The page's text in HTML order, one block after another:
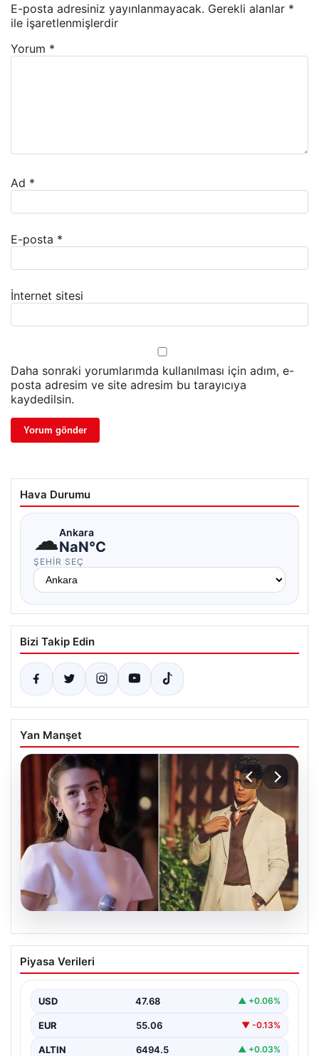
E-posta adresiniz yayınlanmayacak. Gerekli alanlar *
ile işaretlenmişlerdir
Yorum *
Ad *
E-posta *
İnternet sitesi
Daha sonraki yorumlarımda kullanılması için adım, e-
posta adresim ve site adresim bu tarayıcıya
kaydedilsin.
Hava Durumu
☁Ankara
NaN°C
ŞEHIR SEÇ
Bizi Takip Edin
Yan Manşet
‘Yeraltı’ dizisinde şok olay! Babası suç
duyurusunda bulundu: ‘Kızımla reşit
Piyasa Verileri
USD 47.68 ▲ +0.06%
EUR 55.06 ▼ -0.13%
ALTIN 6494.5 ▲ +0.03%